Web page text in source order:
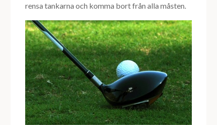
rensa tankarna och komma bort från alla måsten.